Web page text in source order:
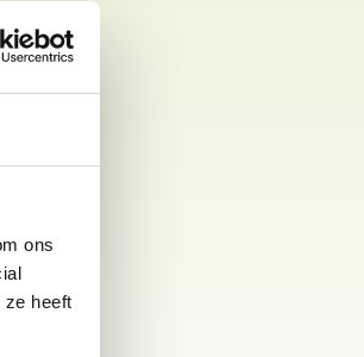
ons
ze heeft
vele